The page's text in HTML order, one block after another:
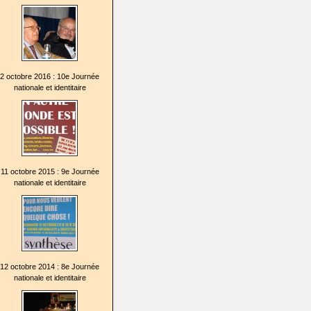
2 octobre 2016 : 10e Journée
nationale et identitaire
11 octobre 2015 : 9e Journée
nationale et identitaire
12 octobre 2014 : 8e Journée
nationale et identitaire